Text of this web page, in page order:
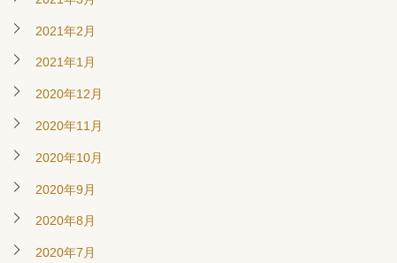
2021年2月
2021年1月
2020年12月
2020年11月
2020年10月
2020年9月
2020年8月
2020年7月